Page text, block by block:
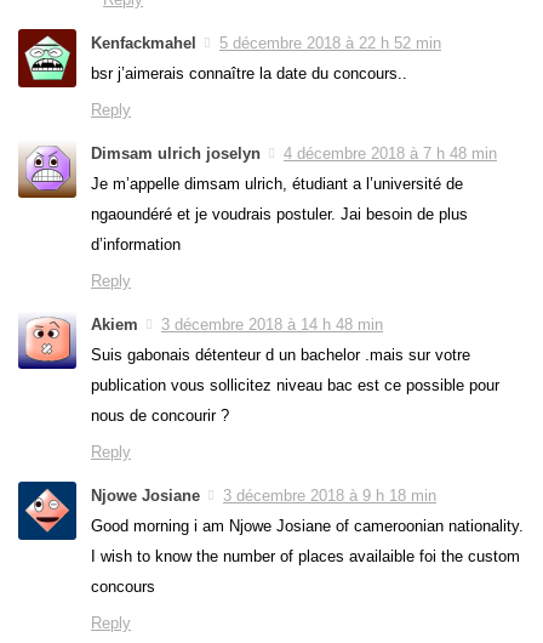
Kenfackmahel
5 décembre 2018 à 22 h 52 min
bsr j’aimerais connaître la date du concours..
Reply
Dimsam ulrich joselyn
4 décembre 2018 à 7 h 48 min
Je m’appelle dimsam ulrich, étudiant a l’université de
ngaoundéré et je voudrais postuler. Jai besoin de plus
d’information
Reply
Akiem
3 décembre 2018 à 14 h 48 min
Suis gabonais détenteur d un bachelor .mais sur votre
publication vous sollicitez niveau bac est ce possible pour
nous de concourir ?
Reply
Njowe Josiane
3 décembre 2018 à 9 h 18 min
Good morning i am Njowe Josiane of cameroonian nationality.
I wish to know the number of places availaible foi the custom
concours
Reply